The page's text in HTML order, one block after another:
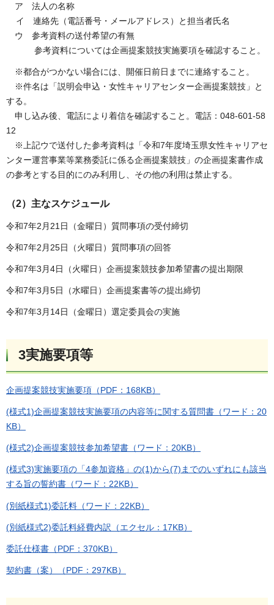
ア 法人の名称
イ 連絡先（電話番号・メールアドレス）と担当者氏名
ウ 参考資料の送付希望の有無
参考資料については企画提案競技実施要項を確認すること。
※都合がつかない場合には、開催日前日までに連絡すること。
※件名は「説明会申込・女性キャリアセンター企画提案競技」と
する。
申し込み後、電話により着信を確認すること。電話：048-601-58
12
※上記ウで送付した参考資料は「令和7年度埼玉県女性キャリアセ
ンター運営事業等業務委託に係る企画提案競技」の企画提案書作成
の参考とする目的にのみ利用し、その他の利用は禁止する。
（2）主なスケジュール
令和7年2月21日（金曜日）質問事項の受付締切
令和7年2月25日（火曜日）質問事項の回答
令和7年3月4日（火曜日）企画提案競技参加希望書の提出期限
令和7年3月5日（水曜日）企画提案書等の提出締切
令和7年3月14日（金曜日）選定委員会の実施
3実施要項等
企画提案競技実施要項（PDF：168KB）
(様式1)企画提案競技実施要項の内容等に関する質問書（ワード：20
KB）
(様式2)企画提案競技参加希望書（ワード：20KB）
(様式3)実施要項の「4参加資格」の(1)から(7)までのいずれにも該当
する旨の誓約書（ワード：22KB）
(別紙様式1)委託料（ワード：22KB）
(別紙様式2)委託料経費内訳（エクセル：17KB）
委託仕様書（PDF：370KB）
契約書（案）（PDF：297KB）